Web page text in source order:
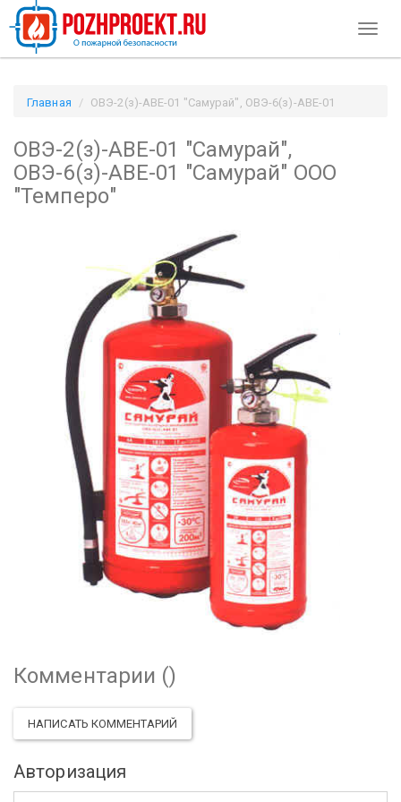
Главная
ОВЭ-2(з)-АВЕ-01 "Самурай", ОВЭ-6(з)-АВЕ-01
ОВЭ-2(з)-АВЕ-01 "Самурай",
ОВЭ-6(з)-АВЕ-01 "Самурай" ООО
"Темперо"
Комментарии ()
НАПИСАТЬ КОММЕНТАРИЙ
Авторизация